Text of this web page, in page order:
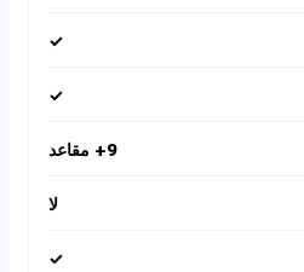
✓
✓
9+ مقاعد
لا
✓